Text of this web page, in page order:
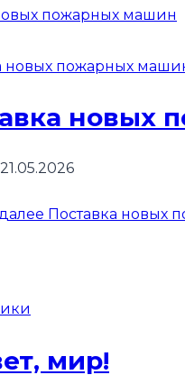
новых пожарных
новых
21.05.2026
Поставка новых
мир!